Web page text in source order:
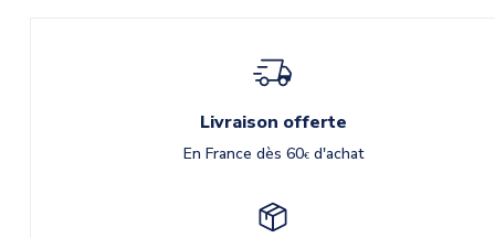
Livraison offerte
En France dès 60€d'achat